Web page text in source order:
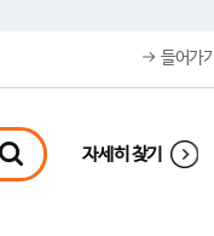
들어가기
자세히 찾기